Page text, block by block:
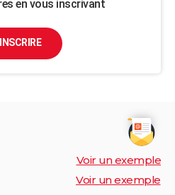
en vous inscrivant
Voir un exemple
Voir un exemple